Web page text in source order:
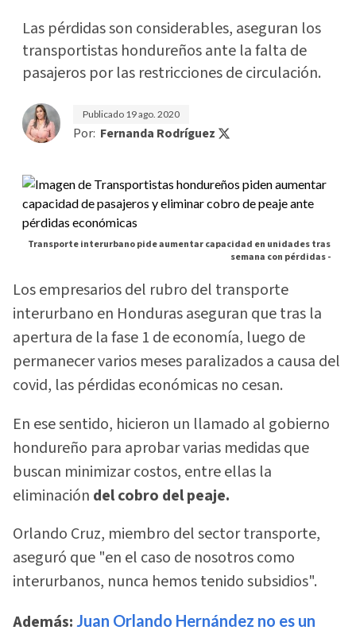
Las pérdidas son considerables, aseguran los
transportistas hondureños ante la falta de
pasajeros por las restricciones de circulación.
Publicado 19 ago. 2020
Por: Fernanda Rodríguez
Transporte interurbano pide aumentar capacidad en unidades tras
semana con pérdidas -
Los empresarios del rubro del transporte
interurbano en Honduras aseguran que tras la
apertura de la fase 1 de economía, luego de
permanecer varios meses paralizados a causa del
covid, las pérdidas económicas no cesan.
En ese sentido, hicieron un llamado al gobierno
hondureño para aprobar varias medidas que
buscan minimizar costos, entre ellas la
eliminación del cobro del peaje.
Orlando Cruz, miembro del sector transporte,
aseguró que "en el caso de nosotros como
interurbanos, nunca hemos tenido subsidios".
Además: Juan Orlando Hernández no es un